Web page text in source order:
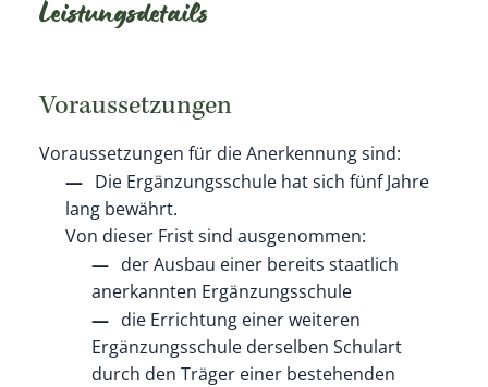
Leistungsdetails
Voraussetzungen
Voraussetzungen für die Anerkennung sind:
Die Ergänzungsschule hat sich fünf Jahre
lang bewährt.
Von dieser Frist sind ausgenommen:
der Ausbau einer bereits staatlich
anerkannten Ergänzungsschule
die Errichtung einer weiteren
Ergänzungsschule derselben Schulart
durch den Träger einer bestehenden